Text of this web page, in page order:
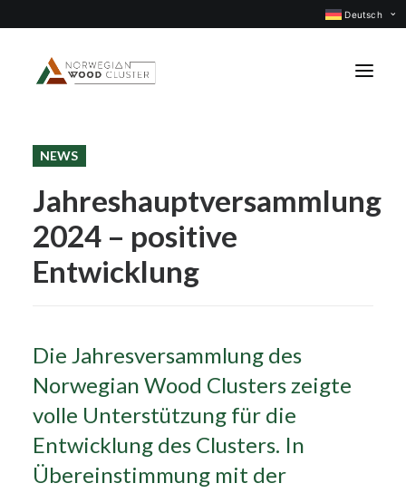
Deutsch
Was ist neu
Events
Projekte
Berufsgruppen
Search
NEWS
Jahreshauptversammlung
2024 – positive
Entwicklung
Die Jahresversammlung des
Norwegian Wood Clusters zeigte
volle Unterstützung für die
Entwicklung des Clusters. In
Übereinstimmung mit der